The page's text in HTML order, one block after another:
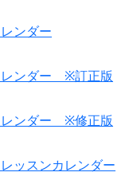
ンダー
レンダー ※訂正版
レンダー ※修正版
ッスンカレンダー